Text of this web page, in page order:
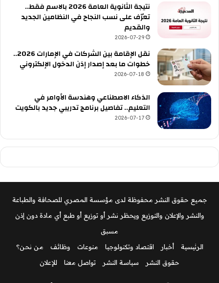
نتيجة الثانوية العامة 2026 بالاسم فقط..
تعرّف على نسب النجاح في النظامين الجديد
والقديم
2026-07-29
نقل الإقامة بين الشركات في الإمارات 2026..
خطوات ما بعد إصدار إذن الدخول الإلكتروني
2026-07-18
الذكاء الاصطناعي وهندسة الأوامر في
التعليم.. تفاصيل برنامج تدريبي جديد بالكويت
2026-07-17
جميع حقوق النشر محفوظة لدى مؤسسة المصري للصحافة والطباعة
والنشر والإعلان والتوزيع ويحظر نشر أو توزيع أو طبع أي مادة دون إذن
مسبق
الرئيسية
أخبار اقتصاد وتكنولوجيا منوعات وظائف
من نحن؟
حقوق النشر
سياسة النشر تواصل معنا للإعلان